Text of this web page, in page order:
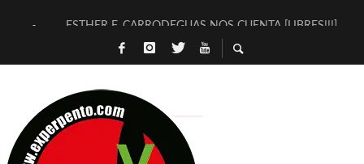
ESTHER F. CARRODEGUAS NOS CUENTA [LIBRES!!!]
[TERRA DE GUAPES] DE SANDRA MONFORT
TIMBRE 4, LA ESCUELA DEL DIRECTOR TEATRAL CLAUDIO
30 AÑOS (NO ES NADA) DE LA KATARSIS DEL TOMATAZO